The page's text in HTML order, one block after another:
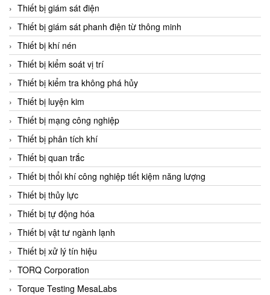
Chromalox
ChuanYi
CIC
Clage
Clake Fololo
Clark Cooper
CMC Ventilazione
Coax Valves Inc
Codel
Cofimco
Coltraco
Comat Releco
Comax
COMETECH VietNam
COMFILE Technology
Conch
Thiết bị giám sát điện
Thiết bị giám sát phanh điện từ thông minh
Thiết bị khí nén
Thiết bị kiểm soát vị trí
Thiết bị kiểm tra không phá hủy
Thiết bị luyện kim
Thiết bị mạng công nghiệp
Thiết bị phân tích khí
Thiết bị quan trắc
Thiết bị thổi khí công nghiệp tiết kiệm năng lượng
Thiết bị thủy lực
Thiết bị tự động hóa
Thiết bị vật tư ngành lạnh
Thiết bị xử lý tín hiệu
TORQ Corporation
Torque Testing MesaLabs